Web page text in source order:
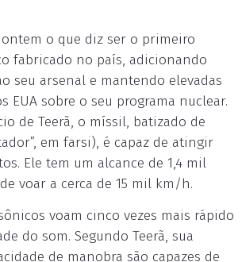
o que diz ser o primeiro
fabricado no país, adicionando
seu arsenal e mantendo elevadas
EUA sobre o seu programa nuclear.
de Teerã, o míssil, batizado de
em farsi), é capaz de atingir
Ele tem um alcance de 1,4 mil
voar a cerca de 15 mil km/h.
voam cinco vezes mais rápido
do som. Segundo Teerã, sua
de manobra são capazes de